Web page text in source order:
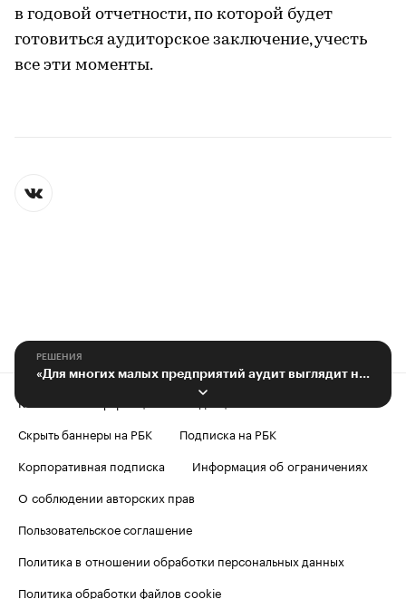
в годовой отчетности, по которой будет
готовиться аудиторское заключение, учесть
все эти моменты.
РЕШЕНИЯ
«Для многих малых предприятий аудит выглядит неоправданной обузой»
Контактная информация
Скрыть баннеры на РБК
Подписка на РБК
Корпоративная подписка
Информация об ограничениях
О соблюдении авторских прав
Пользовательское соглашение
Политика в отношении обработки персональных данных
Политика обработки файлов cookie